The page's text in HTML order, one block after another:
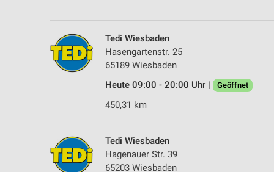
Tedi Wiesbaden
Hasengartenstr. 25
65189 Wiesbaden
Heute 09:00 - 20:00 Uhr |
Geöffnet
450,31 km
Tedi Wiesbaden
Hagenauer Str. 39
65203 Wiesbaden
Verwendung genauer Standortdaten
Geräte anhand von aktiv angeforderten Informationen
Funktional